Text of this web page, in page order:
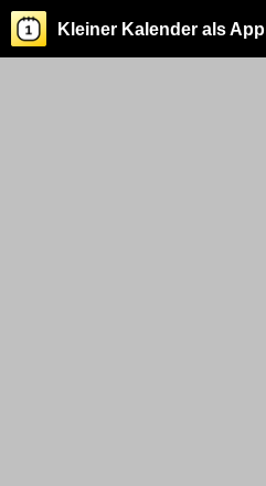
Kleiner Kalender als App